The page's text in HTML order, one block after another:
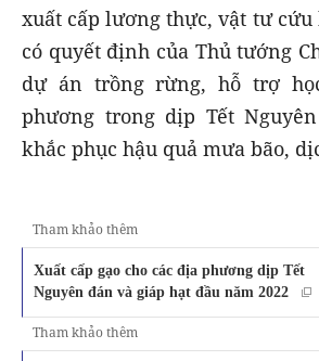
xuất cấp lương thực, vật tư
có quyết định của Thủ tướng
dự án trồng rừng, hỗ trợ
phương trong dịp Tết
khắc phục hậu quả mưa bão,
Tham khảo thêm
Xuất cấp gạo cho các địa phương dịp Tết
Nguyên đán và giáp hạt đầu năm 2022
Tham khảo thêm